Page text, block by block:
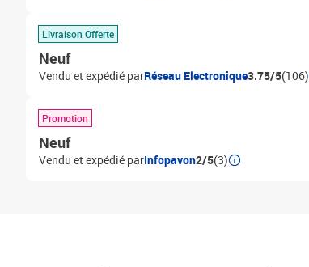
Livraison Offerte
Neuf
Vendu et expédié parRéseau Electronique3.75/5(106)
Promotion
Neuf
Vendu et expédié parInfopavon2/5(3)